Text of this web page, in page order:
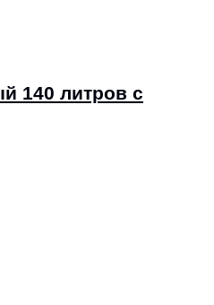
140 литров с